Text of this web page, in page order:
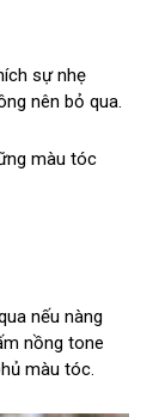
sự nhẹ
nên bỏ qua.
màu tóc
nếu nàng
nồng tone
màu tóc.